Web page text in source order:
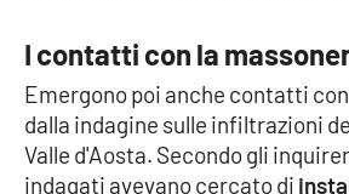
LaC TV
LaC Network
I contatti con la
Emergono poi anche contatti
dalla indagine sulle infiltrazioni
Valle d'Aosta. Secondo gli
indagati avevano cercato di